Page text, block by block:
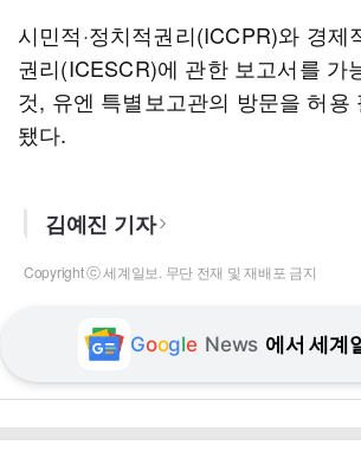
시민적·정치적권리(ICCPR)와 경제
권리(ICESCR)에 관한 보고서를 가
것, 유엔 특별보고관의 방문을 허용
됐다.
김예진 기자
Copyright ⓒ 세계일보. 무단 전재 및 재배포 금지
Google News 에서 세계